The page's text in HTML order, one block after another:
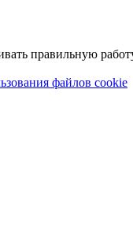
правильную
файлов cookie